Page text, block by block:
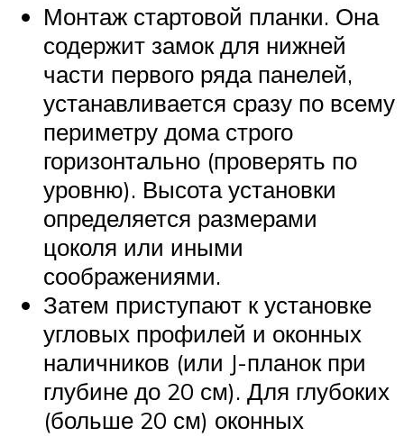
Монтаж стартовой планки. Она
содержит замок для нижней
части первого ряда панелей,
устанавливается сразу по всему
периметру дома строго
горизонтально (проверять по
уровню). Высота установки
определяется размерами
цоколя или иными
соображениями.
Затем приступают к установке
угловых профилей и оконных
наличников (или J-планок при
глубине до 20 см). Для глубоких
(больше 20 см) оконных